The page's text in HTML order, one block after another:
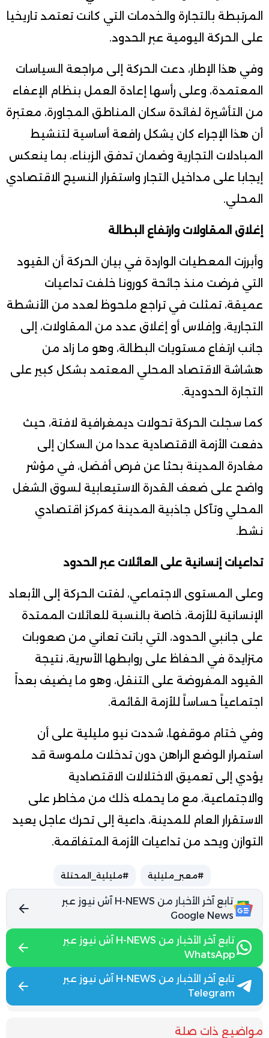
المرتبطة بالتجارة والخدمات التي كانت تعتمد تاريخيا
على الحركة اليومية عبر الحدود.
وفي هذا الإطار، دعت الحركة إلى مراجعة السياسات
المعتمدة، وعلى رأسها إعادة العمل بنظام الإعفاء
من التأشيرة لفائدة سكان المناطق المجاورة، معتبرة
أن هذا الإجراء كان يشكل رافعة أساسية لتنشيط
المبادلات التجارية وضمان تدفق الزبناء، بما ينعكس
إيجابا على مداخيل التجار واستقرار النسيج الاقتصادي
المحلي.
إغلاق المقاولات وارتفاع البطالة
وأبرزت المعطيات الواردة في بيان الحركة أن القيود
التي فرضت منذ جائحة كورونا خلفت تداعيات
عميقة، تمثلت في تراجع ملحوظ لعدد من الأنشطة
التجارية، وإفلاس أو إغلاق عدد من المقاولات، إلى
جانب ارتفاع مستويات البطالة، وهو ما زاد من
هشاشة الاقتصاد المحلي المعتمد بشكل كبير على
التجارة الحدودية.
كما سجلت الحركة تحولات ديمغرافية لافتة، حيث
دفعت الأزمة الاقتصادية عددا من السكان إلى
مغادرة المدينة بحثا عن فرص أفضل، في مؤشر
واضح على ضعف القدرة الاستيعابية لسوق الشغل
المحلي وتآكل جاذبية المدينة كمركز اقتصادي
نشط.
تداعيات إنسانية على العائلات عبر الحدود
وعلى المستوى الاجتماعي، لفتت الحركة إلى الأبعاد
الإنسانية للأزمة، خاصة بالنسبة للعائلات الممتدة
على جانبي الحدود، التي باتت تعاني من صعوبات
متزايدة في الحفاظ على روابطها الأسرية، نتيجة
القيود المفروضة على التنقل، وهو ما يضيف بعداً
اجتماعياً حساساً للأزمة القائمة.
وفي ختام موقفها، شددت نيو مليلية على أن
استمرار الوضع الراهن دون تدخلات ملموسة قد
يؤدي إلى تعميق الاختلالات الاقتصادية
والاجتماعية، مع ما يحمله ذلك من مخاطر على
الاستقرار العام للمدينة، داعية إلى تحرك عاجل يعيد
التوازن ويحد من تداعيات الأزمة المتفاقمة.
#معبر_مليلية #مليلية_المحتلة
تابع آخر الأخبار من H-NEWS آش نيوز عبر
Google News
تابع آخر الأخبار من H-NEWS آش نيوز عبر
WhatsApp
تابع آخر الأخبار من H-NEWS آش نيوز عبر
Telegram
مواضيع ذات صلة